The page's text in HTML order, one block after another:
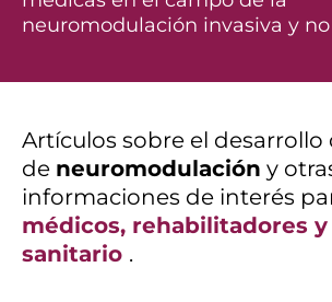
neuromodulación invasiva y
Artículos sobre el desarrollo
de neuromodulación y
informaciones de interés
médicos, rehabilitadores
sanitario .